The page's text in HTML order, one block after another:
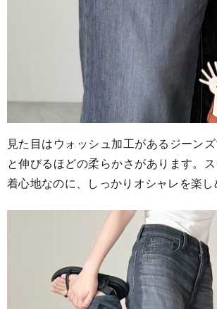
見た目はウォッシュ加工があるジーン
と伸びるほどの柔らかさがあります。
着心地なのに、しっかりオシャレを楽し